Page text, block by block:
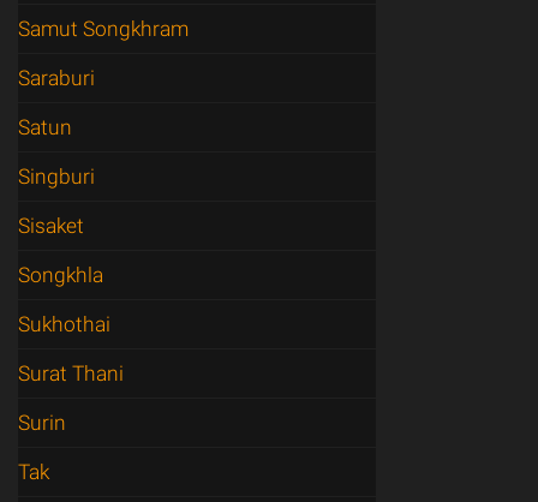
Samut Songkhram
Saraburi
Satun
Singburi
Sisaket
Songkhla
Sukhothai
Surat Thani
Surin
Tak